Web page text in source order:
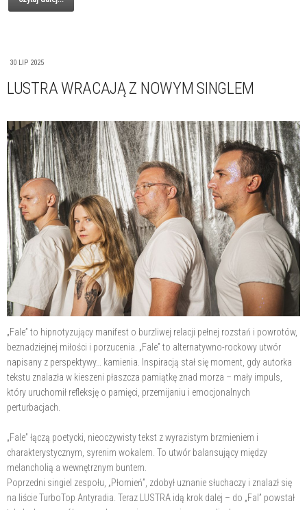
30 LIP 2025
LUSTRA WRACAJĄ Z NOWYM SINGLEM
„Fale” to hipnotyzujący manifest o burzliwej relacji pełnej rozstań i powrotów,
beznadziejnej miłości i porzucenia. „Fale” to alternatywno-rockowy utwór
napisany z perspektywy… kamienia. Inspiracją stał się moment, gdy autorka
tekstu znalazła w kieszeni płaszcza pamiątkę znad morza – mały impuls,
który uruchomił refleksję o pamięci, przemijaniu i emocjonalnych
perturbacjach.
„Fale” łączą poetycki, nieoczywisty tekst z wyrazistym brzmieniem i
charakterystycznym, syrenim wokalem. To utwór balansujący między
melancholią a wewnętrznym buntem.
Poprzedni singiel zespołu, „Płomień”, zdobył uznanie słuchaczy i znalazł się
na liście TurboTop Antyradia. Teraz LUSTRA idą krok dalej – do „Fal” powstał